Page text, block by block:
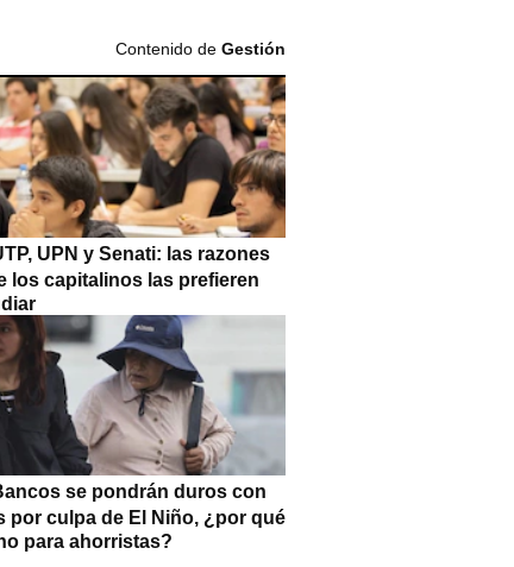
Contenido de Gestión
UPN y Senati: las razones
los capitalinos las prefieren
se pondrán duros con
por culpa de El Niño, ¿por qué
para ahorristas?